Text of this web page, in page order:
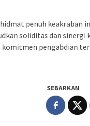
penuh keakraban
soliditas dan sinergi
pengabdian
SEBARKAN